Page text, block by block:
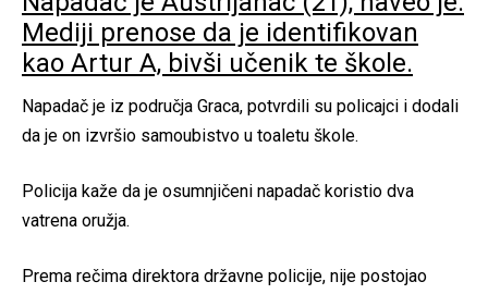
Mediji prenose da je identifikovan
kao Artur A, bivši učenik te škole.
Napadač je iz područja Graca, potvrdili su policajci i dodali
da je on izvršio samoubistvo u toaletu škole.
Policija kaže da je osumnjičeni napadač koristio dva
vatrena oružja.
Prema rečima direktora državne policije, nije postojao